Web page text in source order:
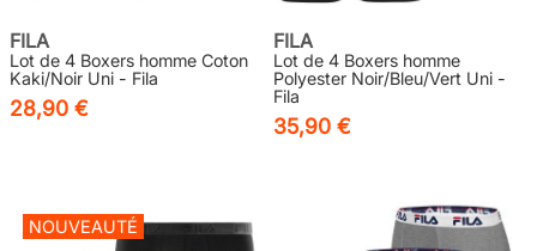
FILA
Lot de 4 Boxers homme Coton
Kaki/Noir Uni - Fila
28,90 €
FILA
Lot de 4 Boxers homme
Polyester Noir/Bleu/Vert Uni -
Fila
35,90 €
NOUVEAUTÉ